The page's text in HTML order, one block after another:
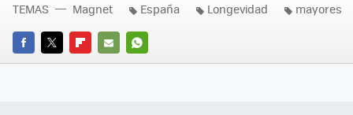
FACEBOOK
TWITTERFLIPBOARD
E-
WHATSAPP
TEMAS Magnet España Longevidad mayores